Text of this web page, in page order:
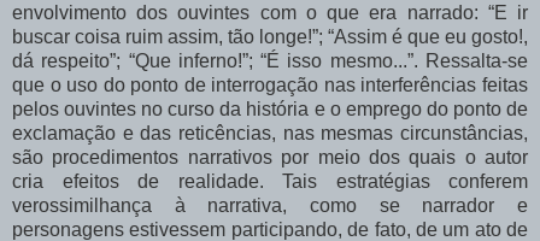
envolvimento dos ouvintes com o que era narrado: “E ir
buscar coisa ruim assim, tão longe!”; “Assim é que eu gosto!,
dá respeito”; “Que inferno!”; “É isso mesmo...”. Ressalta-se
que o uso do ponto de interrogação nas interferências feitas
pelos ouvintes no curso da história e o emprego do ponto de
exclamação e das reticências, nas mesmas circunstâncias,
são procedimentos narrativos por meio dos quais o autor
cria efeitos de realidade. Tais estratégias conferem
verossimilhança
à narrativa, como se narrador
e
personagens estivessem participando, de fato, de um ato de